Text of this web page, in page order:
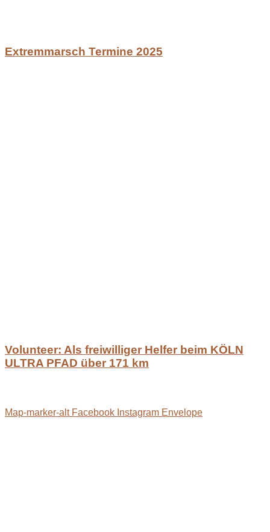
Extremmarsch Termine 2025
Volunteer: Als freiwilliger Helfer beim KÖLN
ULTRA PFAD über 171 km
Map-marker-alt Facebook Instagram Envelope